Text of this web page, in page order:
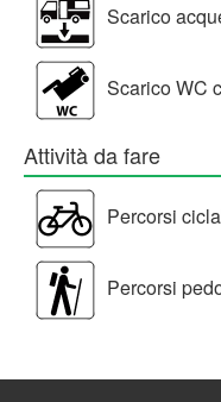
Scarico
Scarico WC
Attività da fare
Percorsi
Percorsi